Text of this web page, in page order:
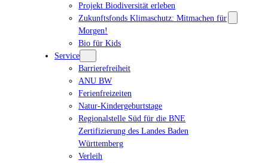
Projekt Biodiversität erleben
Zukunftsfonds Klimaschutz: Mitmachen für
Morgen!
Bio für Kids
Service
Barrierefreiheit
ANU BW
Ferienfreizeiten
Natur-Kindergeburtstage
Regionalstelle Süd für die BNE
Zertifizierung des Landes Baden
Württemberg
Verleih